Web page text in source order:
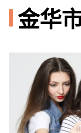
金华